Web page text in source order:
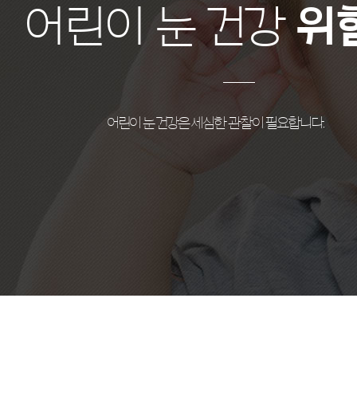
어린이 눈 건강위
어린이 눈 건강은 세심한 관찰이 필요합니다.